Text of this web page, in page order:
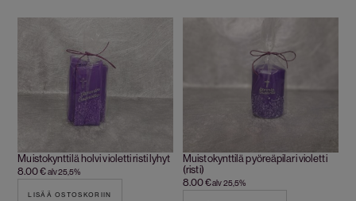
Muistokynttilä holvi violetti risti lyhyt
8.00€alv 25,5%
LISÄÄ OSTOSKORIIN
Muistokynttilä pyöreäpilari violetti
(risti)
8.00€alv 25,5%